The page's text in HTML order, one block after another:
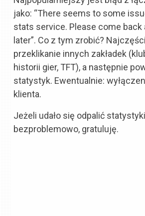
jako: “There seems to some
stats service. Please come back
later”. Co z tym zrobić?
przeklikanie innych zakładek
historii gier, TFT), a następnie
statystyk. Ewentualnie:
klienta.
Jeżeli udało się odpalić statystyki
bezproblemowo, gratuluję.